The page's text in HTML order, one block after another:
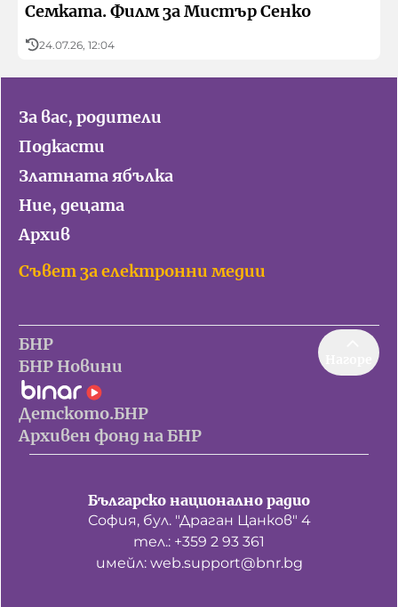
Семката. Филм за Мистър Сенко
24.07.26, 12:04
За вас, родители
Подкасти
Златната ябълка
Ние, децата
Архив
Съвет за електронни медии
БНР
БНР Новини
Детското.БНР
Архивен фонд на БНР
Българско национално радио
София, бул. "Драган Цанков" 4
тел.: +359 2 93 361
имейл: web.support@bnr.bg